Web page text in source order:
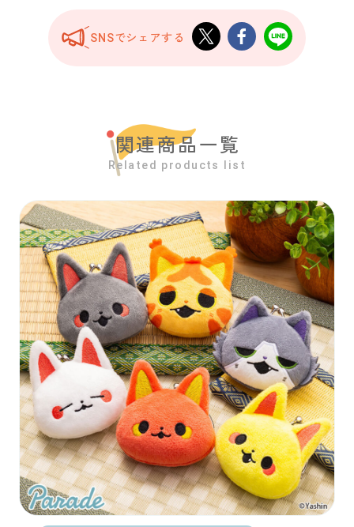
SNSでシェアする
関連商品一覧
Related products list